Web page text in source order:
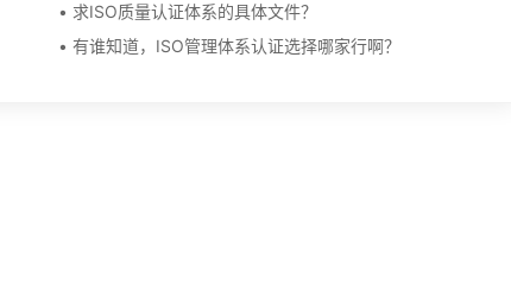
• 求ISO质量认证体系的具体文件？
• 有谁知道，ISO管理体系认证选择哪家行啊？